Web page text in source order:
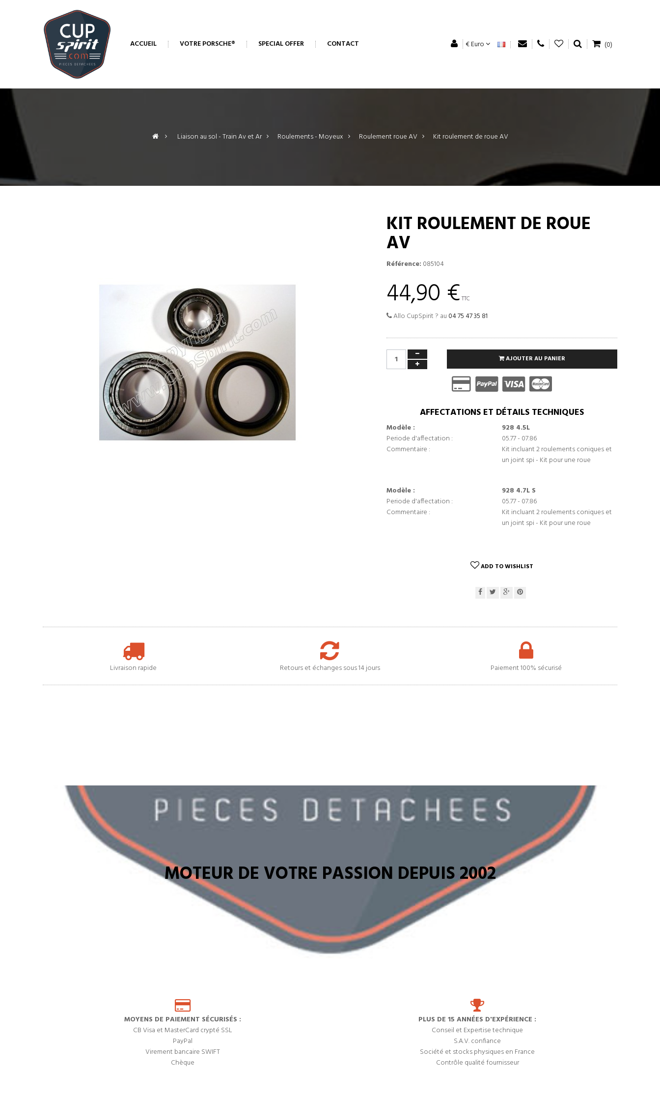
ACCUEIL VOTRE PORSCHE® SPECIAL OFFER CONTACT € Euro (0)
> Liaison au sol - Train Av et Ar > Roulements - Moyeux > Roulement roue AV > Kit roulement de roue AV
KIT ROULEMENT DE ROUE
AV
Référence: 085104
44,90 € TTC
Allo CupSpirit ? au 04 75 47 35 81
AJOUTER AU PANIER
AFFECTATIONS ET DÉTAILS TECHNIQUES
Modèle :
928 4.5L
Periode d'affectation :
05.77 - 07.86
Commentaire :
Kit incluant 2 roulements coniques et
un joint spi - Kit pour une roue
Modèle :
928 4.7L S
Periode d'affectation :
05.77 - 07.86
Commentaire :
Kit incluant 2 roulements coniques et
un joint spi - Kit pour une roue
ADD TO WISHLIST
Livraison rapide Retours et échanges sous 14 jours Paiement 100% sécurisé
MOTEUR DE VOTRE PASSION DEPUIS 2002
MOYENS DE PAIEMENT SÉCURISÉS :
CB Visa et MasterCard crypté SSL
PayPal
Virement bancaire SWIFT
Chèque
PLUS DE 15 ANNÉES D'EXPÉRIENCE :
Conseil et Expertise technique
S.A.V. confiance
Société et stocks physiques en France
Contrôle qualité fournisseur